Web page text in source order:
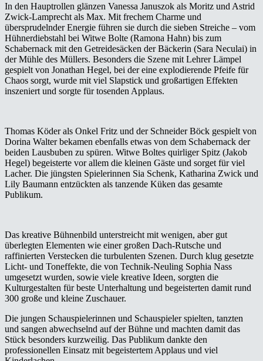
In den Hauptrollen glänzen Vanessa Januszok als Moritz und Astrid
Zwick-Lamprecht als Max. Mit frechem Charme und
übersprudelnder Energie führen sie durch die sieben Streiche – vom
Hühnerdiebstahl bei Witwe Bolte (Ramona Hahn) bis zum
Schabernack mit den Getreidesäcken der Bäckerin (Sara Neculai) in
der Mühle des Müllers. Besonders die Szene mit Lehrer Lämpel
gespielt von Jonathan Hegel, bei der eine explodierende Pfeife für
Chaos sorgt, wurde mit viel Slapstick und großartigen Effekten
inszeniert und sorgte für tosenden Applaus.
Thomas Köder als Onkel Fritz und der Schneider Böck gespielt von
Dorina Walter bekamen ebenfalls etwas von dem Schabernack der
beiden Lausbuben zu spüren. Witwe Boltes quirliger Spitz (Jakob
Hegel) begeisterte vor allem die kleinen Gäste und sorget für viel
Lacher. Die jüngsten Spielerinnen Sia Schenk, Katharina Zwick und
Lily Baumann entzückten als tanzende Küken das gesamte
Publikum.
Das kreative Bühnenbild unterstreicht mit wenigen, aber gut
überlegten Elementen wie einer großen Dach-Rutsche und
raffinierten Verstecken die turbulenten Szenen. Durch klug gesetzte
Licht- und Toneffekte, die von Technik-Neuling Sophia Nass
umgesetzt wurden, sowie viele kreative Ideen, sorgten die
Kulturgestalten für beste Unterhaltung und begeisterten damit rund
300 große und kleine Zuschauer.
Die jungen Schauspielerinnen und Schauspieler spielten, tanzten
und sangen abwechselnd auf der Bühne und machten damit das
Stück besonders kurzweilig. Das Publikum dankte den
professionellen Einsatz mit begeistertem Applaus und viel